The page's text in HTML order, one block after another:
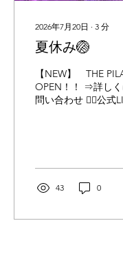
2026年7月20日 ∙ 3 分
夏休み🏐
【NEW】 THE
OPEN！！ ⇒詳し
問い合わせ 👉🏻公式LINEは
た念願のVNL(バレ
選リーグは日本で
で観戦しに行くこ
日本vsベルギー (
43 0